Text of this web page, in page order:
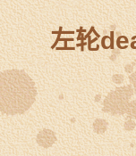
左轮